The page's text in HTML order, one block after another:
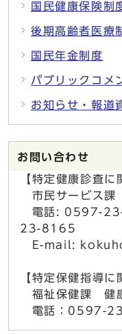
国民健康保険制
後期高齢者医療
国民年金制度
パブリックコメ
お知らせ・報道
お問い合わせ
【特定健康診査に
市民サービス課
電話: 0597-
23-8165
E-mail:
【特定保健指導に
福祉保健課 健
電話：0597-